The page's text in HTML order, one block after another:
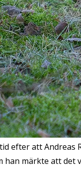
efter att Andreas
han märkte att det